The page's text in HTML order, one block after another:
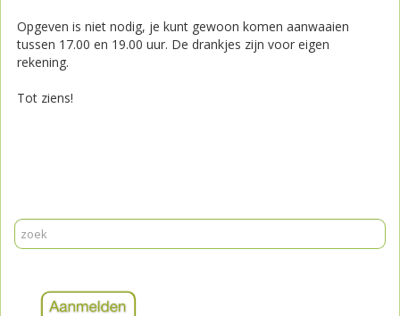
Opgeven is niet nodig, je kunt gewoon komen aanwaaien
tussen 17.00 en 19.00 uur. De drankjes zijn voor eigen
rekening.
Tot ziens!